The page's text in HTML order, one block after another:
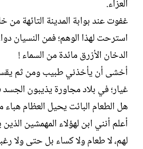
العزاء.
غفوت عند بوابة المدينة التائهة من
استرحت لهذا الوهم؛ فمن النسيان
الدخان الأزرق مائدة من السماء !
أخشى أن يأخذني طبيب ومن ثم
غيار؛ في بلاد مجاورة يذيبون
هل الطعام البائت يحيل العظام هباء
أعلم أنني ابن لهؤلاء المهمشين
لهم، لا طعام ولا كساء بل حتى ولا